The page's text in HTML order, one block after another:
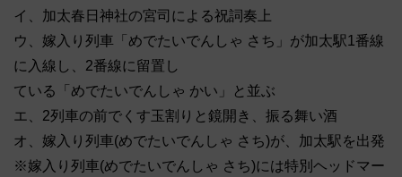
イ、加太春日神社の宮司による祝詞奏上
ウ、嫁入り列車「めでたいでんしゃ さち」が加太駅1番線
に入線し、2番線に留置し
ている「めでたいでんしゃ かい」と並ぶ
エ、2列車の前でくす玉割りと鏡開き、振る舞い酒
オ、嫁入り列車(めでたいでんしゃ さち)が、加太駅を出発
※嫁入り列車(めでたいでんしゃ さち)には特別ヘッドマー